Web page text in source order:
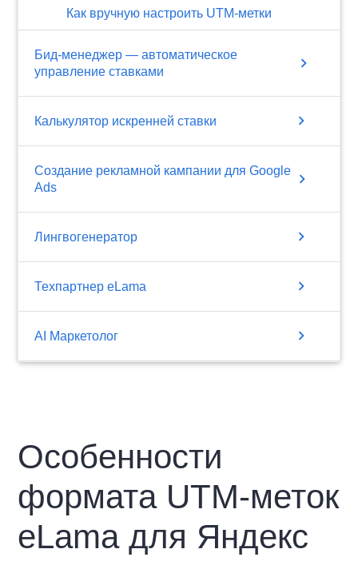
Как вручную настроить UTM-метки
Бид-менеджер — автоматическое
управление ставками
chevron_right
Калькулятор искренней ставки chevron_right
Создание рекламной кампании для Google
Ads
chevron_right
Лингвогенератор chevron_right
Техпартнер eLama chevron_right
AI Маркетолог chevron_right
Особенности
формата UTM-меток
eLama для Яндекс